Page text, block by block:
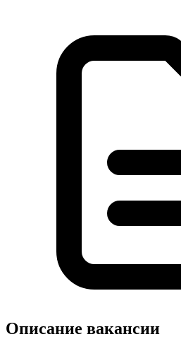
Описание вакансии